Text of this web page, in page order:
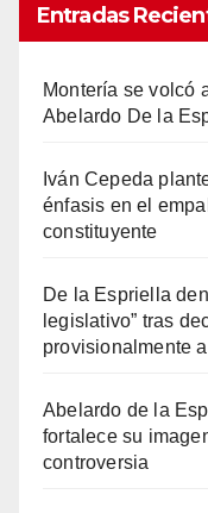
Entradas
Montería se volcó
Abelardo De la
Iván Cepeda
énfasis en el
constituyente
De la Espriella
legislativo” tras
provisionalmente
Abelardo de la
fortalece su
controversia